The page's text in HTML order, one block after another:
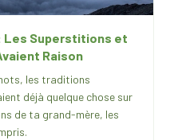
Les Superstitions et
Raison
les traditions
déjà quelque chose sur
de ta grand-mère, les